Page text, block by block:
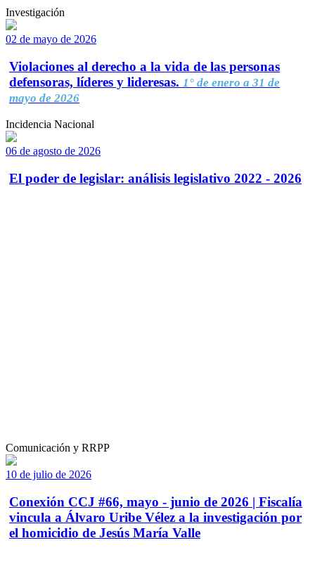
Investigación
02 de mayo de 2026
Violaciones al derecho a la vida de las personas
defensoras, líderes y lideresas. 1° de enero a 31 de
mayo de 2026
Incidencia Nacional
06 de agosto de 2026
El poder de legislar: análisis legislativo 2022 - 2026
Comunicación y RRPP
10 de julio de 2026
Conexión CCJ #66, mayo - junio de 2026 | Fiscalía
vincula a Álvaro Uribe Vélez a la investigación por
el homicidio de Jesús María Valle